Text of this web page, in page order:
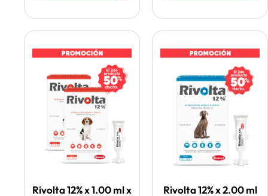
Rivolta 12% x 1.00 ml x
Rivolta 12% x 2.00 ml